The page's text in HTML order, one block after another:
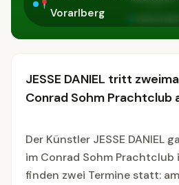
Vorarlberg
JESSE DANIEL tritt
Conrad Sohm Prachtclub
Der Künstler JESSE DANIEL
im Conrad Sohm Prachtclub
finden zwei Termine statt: